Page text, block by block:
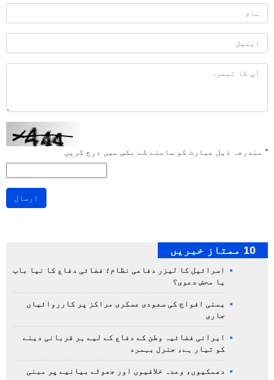
* مندرجہ ذیل عبارت کو سامنے کے بکس میں درج کریں
ارسال
10 ممتاز خبریں
اسرائیل کا لیزر دفاعی نظام؛ فضائی دفاع کا نیا باب
یا محض دعوی؟
یمنی افواج کی سعودی عسکری مراکز پر کارروائیاں
جاری
ایرانی فضائیہ وطن کے دفاع کے لیے ہر قربانی دینے
کو تیار ہے، جنرل بہمرد
دھمکیوں، وعدہ خلافیوں اور جھوٹے بیانیے پر مبنی